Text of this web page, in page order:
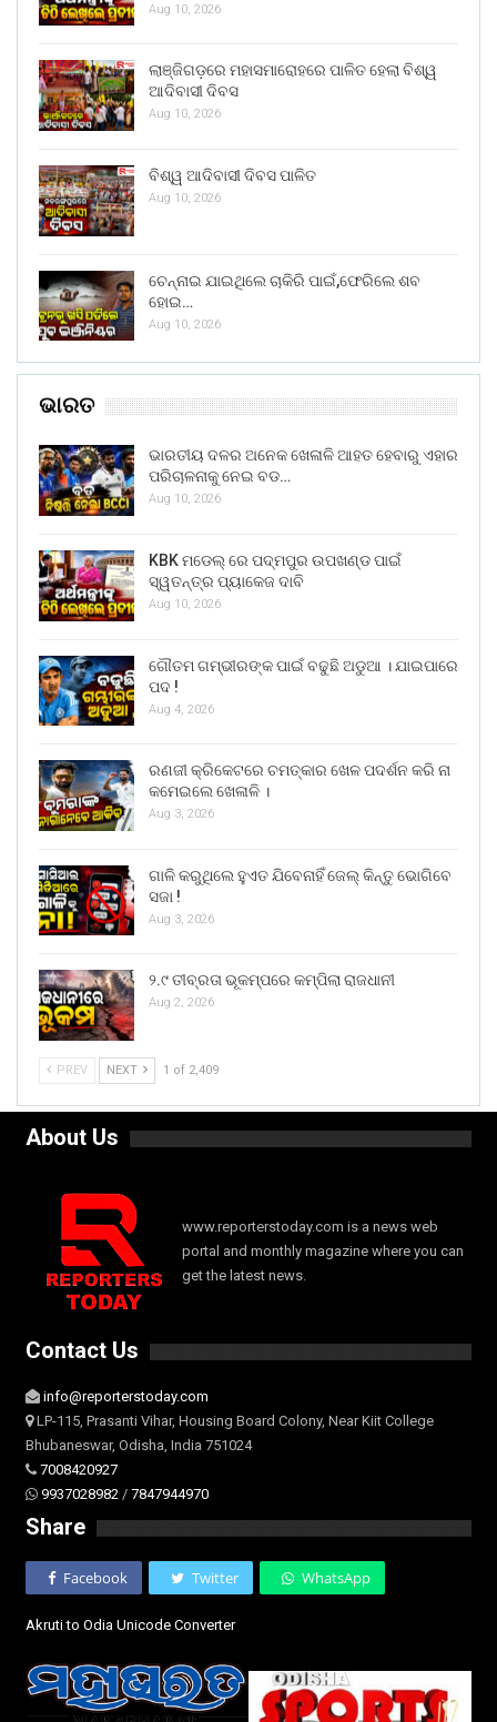
Aug 10, 2026
ଲାଞ୍ଜିଗଡ଼ରେ ମହାସମାରୋହରେ ପାଳିତ ହେଲା ବିଶ୍ୱ
ଆଦିବାସୀ ଦିବସ
Aug 10, 2026
ବିଶ୍ୱ ଆଦିବାସୀ ଦିବସ ପାଳିତ
Aug 10, 2026
ଚେନ୍ନାଇ ଯାଇଥିଲେ ଚାକିରି ପାଇଁ,ଫେରିଲେ ଶବ
ହୋଇ…
Aug 10, 2026
ଭାରତ
ଭାରତୀୟ ଦଳର ଅନେକ ଖେଳାଳି ଆହତ ହେବାରୁ ଏହାର
ପରିଚାଳନାକୁ ନେଇ ବଡ…
Aug 10, 2026
KBK ମଡେଲ୍ ରେ ପଦ୍ମପୁର ଉପଖଣ୍ଡ ପାଇଁ
ସ୍ୱତନ୍ତ୍ର ପ୍ୟାକେଜ ଦାବି
Aug 10, 2026
ଗୌତମ ଗମ୍ଭୀରଙ୍କ ପାଇଁ ବଢୁଛି ଅଡୁଆ । ଯାଇପାରେ
ପଦ !
Aug 4, 2026
ରଣଜୀ କ୍ରିକେଟରେ ଚମତ୍କାର ଖେଳ ପଦର୍ଶନ କରି ନା
କମେଇଲେ ଖେଳାଳି ।
Aug 3, 2026
ଗାଳି କରୁଥିଲେ ହୁଏତ ଯିବେନାହିଁ ଜେଲ୍ କିନ୍ତୁ ଭୋଗିବେ
ସଜା !
Aug 3, 2026
୨.୯ ତୀବ୍ରତା ଭୂକମ୍ପରେ କମ୍ପିଲା ରାଜଧାନୀ
Aug 2, 2026
PREV NEXT 1 of 2,409
About Us
www.reporterstoday.com is a news web
portal and monthly magazine where you can
get the latest news.
Contact Us
info@reporterstoday.com
LP-115, Prasanti Vihar, Housing Board Colony, Near Kiit College
Bhubaneswar, Odisha, India 751024
7008420927
9937028982 / 7847944970
Share
Facebook Twitter WhatsApp
Akruti to Odia Unicode Converter